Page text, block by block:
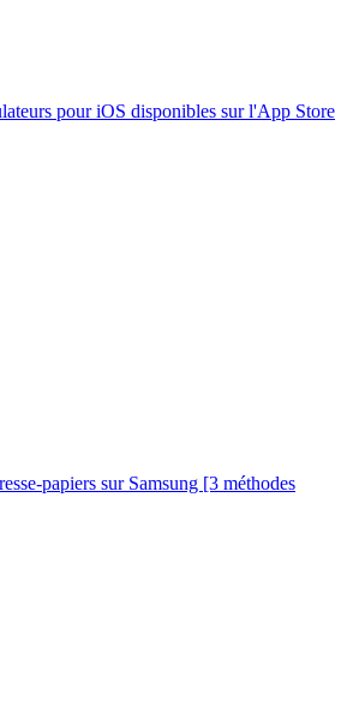
pour iOS disponibles sur l'App Store
papiers sur Samsung [3 méthodes